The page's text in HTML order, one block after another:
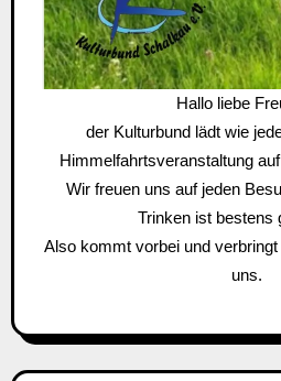
Hallo liebe
der Kulturbund lädt wie
Himmelfahrtsveranstaltung
Wir freuen uns auf jeden
Trinken ist bestens
Also kommt vorbei und verbringt
uns.